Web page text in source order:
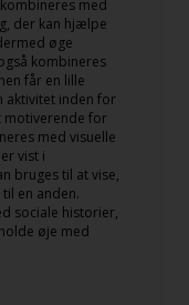
med
, der kan hjælpe
øge
kombineres
får en lille
aktivitet inden for
motiverende for
med visuelle
vist i
bruges til at vise,
en anden.
sociale historier,
øje med